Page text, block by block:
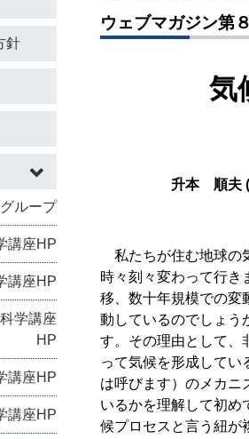
針
ループ
講座HP
講座HP
学講座
HP
講座HP
講座HP
ウェブマガジン第
気
升本 順夫
私たちが住む地球の
時々刻々変わって行き
移、数十年規模での変
動しているのでしょう
す。その理由として、
って気候を形成してい
は呼びます）のメカニ
いるかを理解して初め
候プロセスと言う紐が